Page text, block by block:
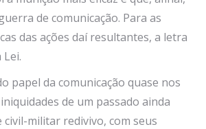
de comunicação. Para as
das ações daí resultantes, a letra
papel da comunicação quase nos
de um passado ainda
civil-militar redivivo, com seus